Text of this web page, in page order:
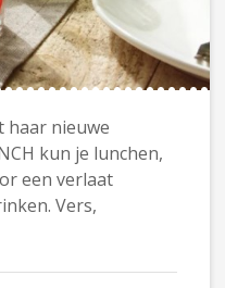
haar nieuwe
kun je lunchen,
een verlaat
Vers,